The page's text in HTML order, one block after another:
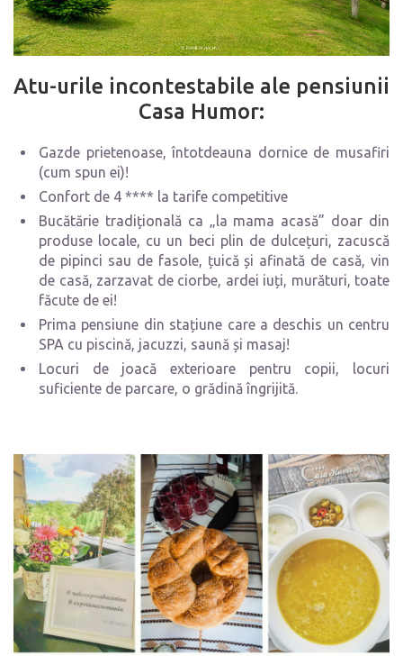
Atu-urile incontestabile ale pensiunii
Casa Humor:
Gazde prietenoase, întotdeauna dornice de musafiri
(cum spun ei)!
Confort de 4 **** la tarife competitive
Bucătărie tradițională ca „la mama acasă” doar din
produse locale, cu un beci plin de dulcețuri, zacuscă
de pipinci sau de fasole, țuică și afinată de casă, vin
de casă, zarzavat de ciorbe, ardei iuți, murături, toate
făcute de ei!
Prima pensiune din stațiune care a deschis un centru
SPA cu piscină, jacuzzi, saună și masaj!
Locuri de joacă exterioare pentru copii, locuri
suficiente de parcare, o grădină îngrijită.